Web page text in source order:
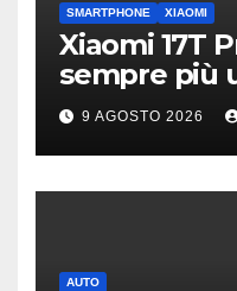
SMARTPHONE XIAOMI
Xiaomi 17T
sempre più
9 AGOSTO 2026
AUTO